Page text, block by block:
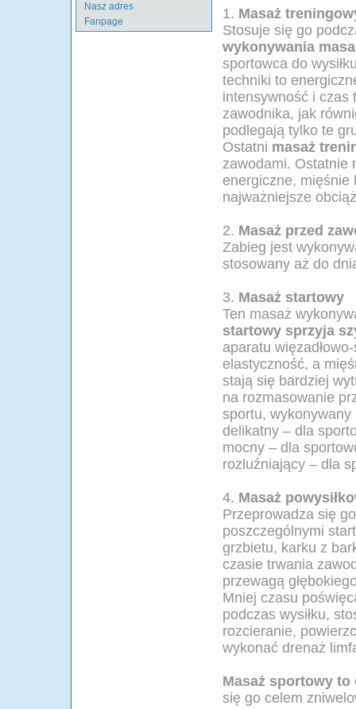
Nasz adres
Fanpage
1. Masaż
Stosuje się go
wykonywania
sportowca do
techniki to
intensywność i czas
zawodnika, jak
podlegają tylko te
Ostatni masaż
zawodami. Ostatnie
energiczne, mięśnie
najważniejsze
2. Masaż przed
Zabieg jest
stosowany aż do
3. Masaż startowy
Ten masaż
startowy sprzyja
aparatu
elastyczność, a
stają się bardziej
na rozmasowanie
sportu,
delikatny – dla
mocny – dla
rozluźniający – dla
4. Masaż
Przeprowadza się
poszczególnymi
grzbietu, karku z
czasie trwania
przewagą
Mniej czasu
podczas wysiłku,
rozcieranie,
wykonać drenaż
Masaż sportowy
się go celem